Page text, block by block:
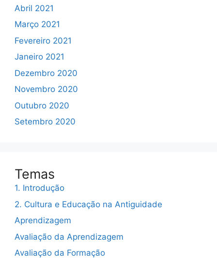
Abril 2021
Março 2021
Fevereiro 2021
Janeiro 2021
Dezembro 2020
Novembro 2020
Outubro 2020
Setembro 2020
Temas
1. Introdução
2. Cultura e Educação na Antiguidade
Aprendizagem
Avaliação da Aprendizagem
Avaliação da Formação